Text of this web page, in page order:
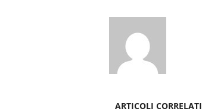
ARTICOLI CORRELATI